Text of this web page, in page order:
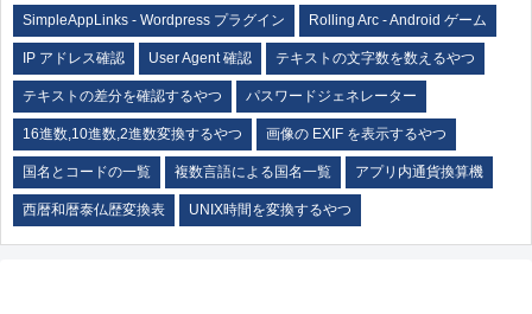
SimpleAppLinks - Wordpress プラグイン Rolling Arc - Android ゲーム
IP アドレス確認 User Agent 確認 テキストの文字数を数えるやつ
テキストの差分を確認するやつ パスワードジェネレーター
16進数,10進数,2進数変換するやつ 画像の EXIF を表示するやつ
国名とコードの一覧 複数言語による国名一覧 アプリ内通貨換算機
西暦和暦泰仏歴変換表 UNIX時間を変換するやつ